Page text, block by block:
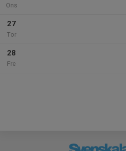
Ons
27
Tor
28
Fre